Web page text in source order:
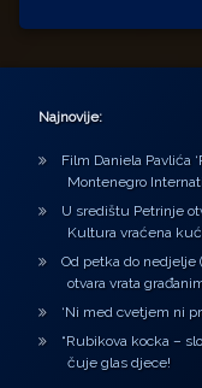
Najnovije:
Film Daniela Pavlića
Montenegro
U središtu Petrinje
Kultura vraćena
Od petka do nedjelje
otvara vrata
‘Ni med cvetjem ni
“Rubikova kocka –
čuje glas djece!